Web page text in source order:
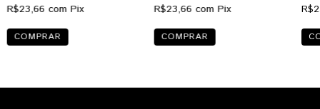
R$23,66 com Pix R$23,66 com Pix